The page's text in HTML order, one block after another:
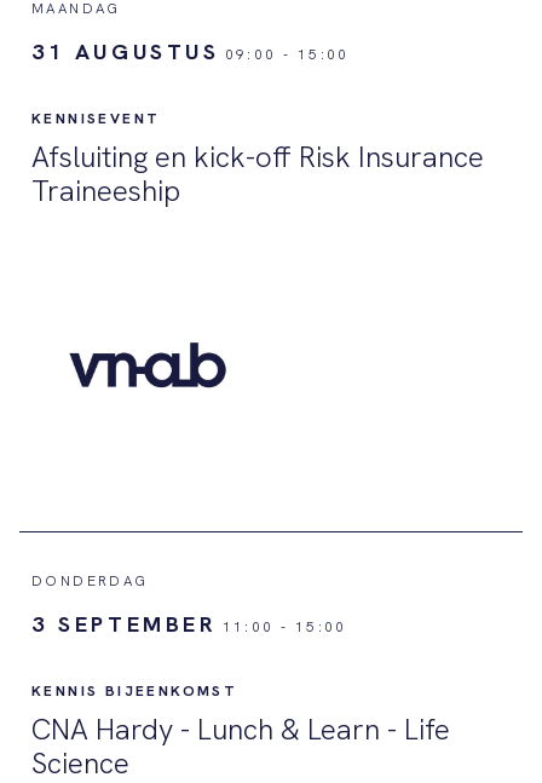
MAANDAG
31 AUGUSTUS 09:00 - 15:00
KENNISEVENT
Afsluiting en kick-off Risk Insurance
Traineeship
DONDERDAG
3 SEPTEMBER 11:00 - 15:00
KENNIS BIJEENKOMST
CNA Hardy - Lunch & Learn - Life
Science